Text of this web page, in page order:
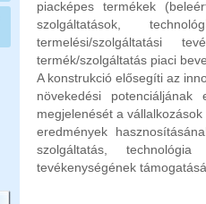
piacképes termékek
szolgáltatások,
termelési/szolgáltatási
termék/szolgáltatás piaci
A konstrukció elősegíti az
növekedési
megjelenését a
eredmények
szolgáltatás,
tevékenységének